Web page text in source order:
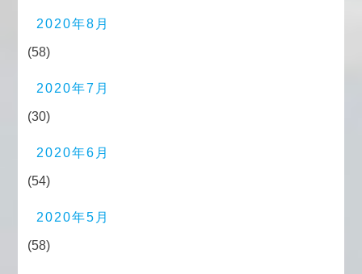
2020年8月
(58)
2020年7月
(30)
2020年6月
(54)
2020年5月
(58)